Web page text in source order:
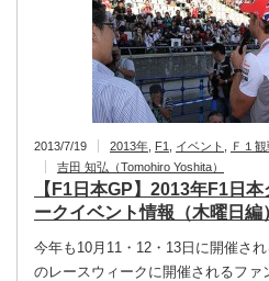
2013/7/19 2013年 F1 イベント
Ｆ１
吉田 知弘（Tomohiro Yoshita）
【F1日本GP】2013年F1日
ークイベント情報（木曜日編
今年も10月11・12・13日に開催さ
のレースウィークに開催されるフ